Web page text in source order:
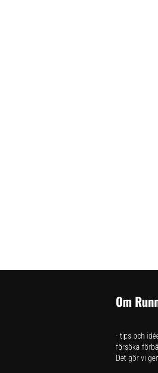
Om
- tips och
försöka
Det gör vi